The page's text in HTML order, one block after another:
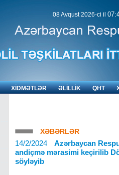
08 Avqust 2026-ci il
XİDMƏTLƏR ƏLİLLİK QHT
XƏBƏRLƏR
14/2/2024
Azərbaycan
andiçmə mərasimi keçirilib
söyləyib